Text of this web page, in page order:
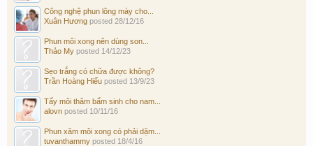
Công nghệ phun lông mày cho...
Xuân Hương posted 28/12/16
Phun môi xong nên dùng son...
Thảo My posted 14/12/23
Sẹo trắng có chữa được không?
Trần Hoàng Hiếu posted 13/9/23
Tẩy môi thâm bẩm sinh cho nam...
alovn posted 10/11/16
Phun xăm môi xong có phải dặm...
tuvanthammy posted 18/4/16